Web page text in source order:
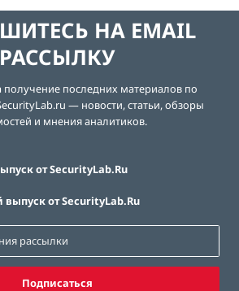
НА EMAIL
РАССЫЛКУ
последних материалов по
— новости, статьи, обзоры
и мнения аналитиков.
от SecurityLab.Ru
от SecurityLab.Ru
Подписаться